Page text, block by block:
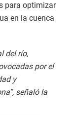
para optimizar
en la cuenca
del río,
por el
y
señaló la